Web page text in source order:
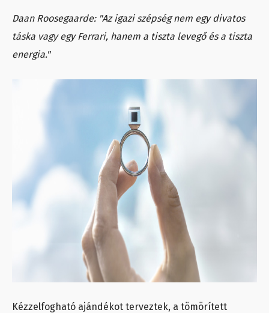
Daan Roosegaarde: "Az igazi szépség nem egy divatos
táska vagy egy Ferrari, hanem a tiszta levegő és a tiszta
energia."
Kézzelfogható ajándékot terveztek, a tömörített